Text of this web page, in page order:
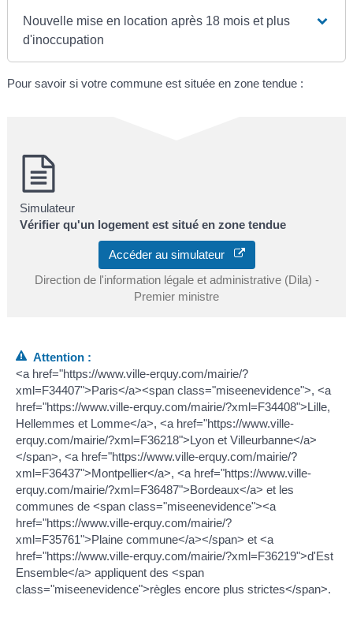
Nouvelle mise en location après 18 mois et plus
d'inoccupation
Pour savoir si votre commune est située en zone tendue :
Simulateur
Vérifier qu'un logement est situé en zone tendue
Accéder au simulateur
Direction de l'information légale et administrative (Dila) -
Premier ministre
Attention :
<a href="https://www.ville-erquy.com/mairie/?
xml=F34407">Paris</a><span class="miseenevidence">, <a
href="https://www.ville-erquy.com/mairie/?xml=F34408">Lille,
Hellemmes et Lomme</a>, <a href="https://www.ville-
erquy.com/mairie/?xml=F36218">Lyon et Villeurbanne</a>
</span>, <a href="https://www.ville-erquy.com/mairie/?
xml=F36437">Montpellier</a>, <a href="https://www.ville-
erquy.com/mairie/?xml=F36487">Bordeaux</a> et les
communes de <span class="miseenevidence"><a
href="https://www.ville-erquy.com/mairie/?
xml=F35761">Plaine commune</a></span> et <a
href="https://www.ville-erquy.com/mairie/?xml=F36219">d'Est
Ensemble</a> appliquent des <span
class="miseenevidence">règles encore plus strictes</span>.